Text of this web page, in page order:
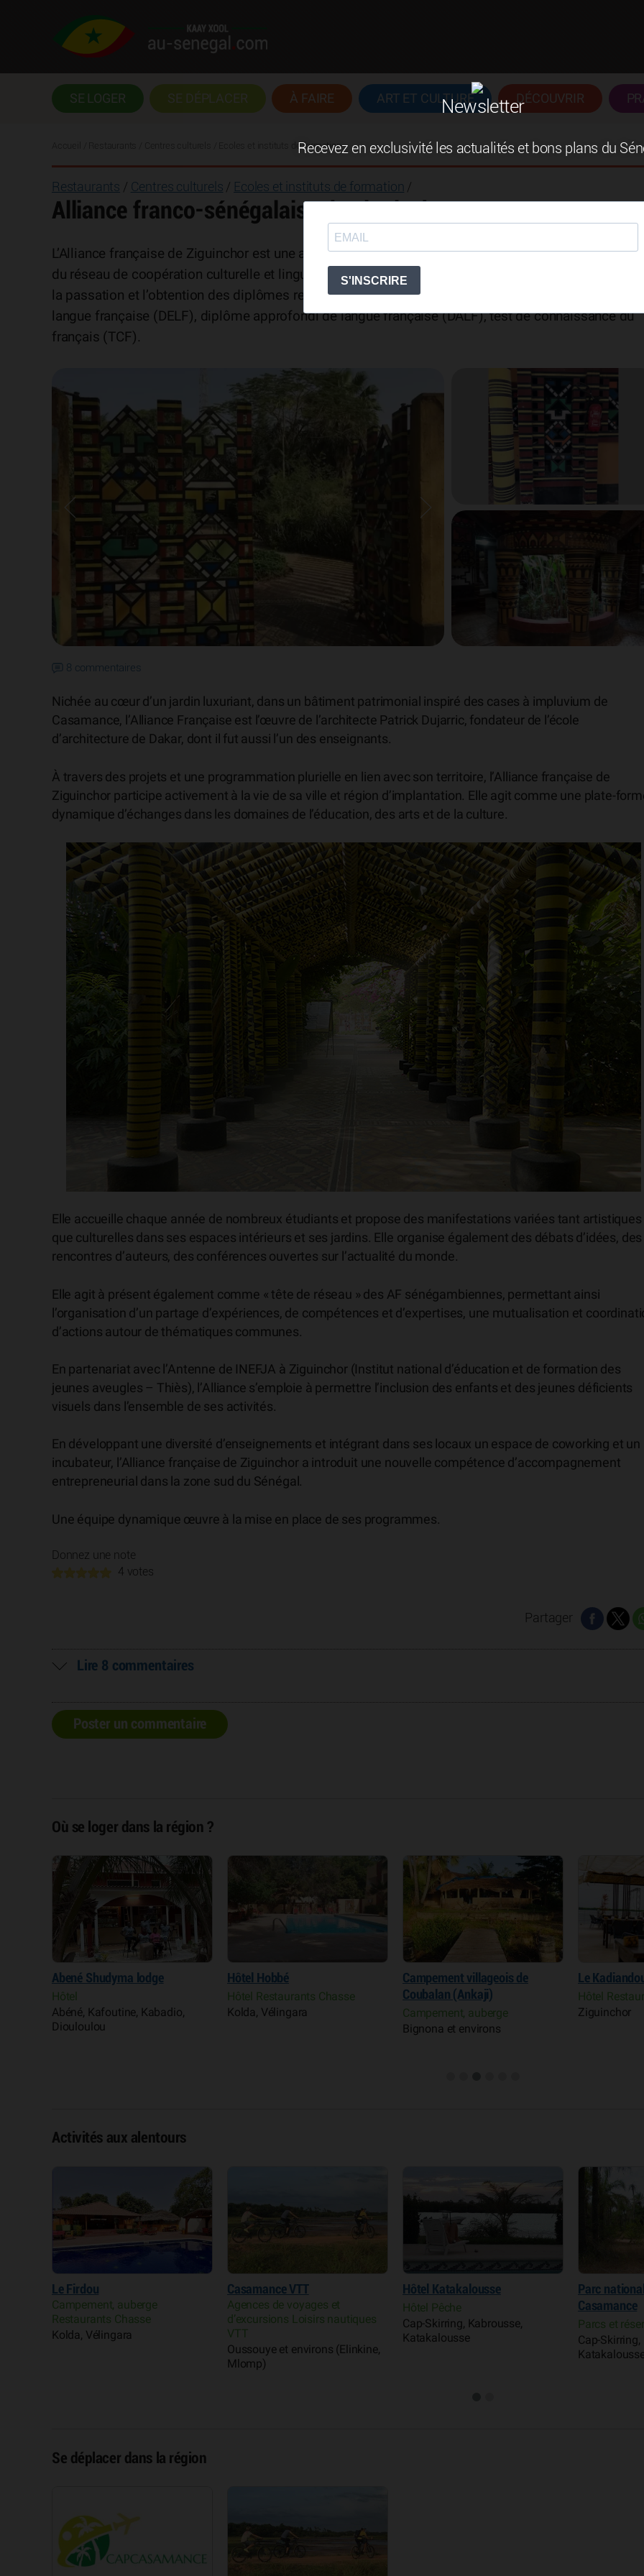
SE LOGER SE DÉPLACER À FAIRE ART ET CULTURE DÉCOUVRIR
/ Restaurants / Centres culturels / Ecoles et instituts de formation
Restaurants / Centres culturels / Ecoles et instituts de formation /
Alliance franco-sénégalaise de Ziguinchor
L’Alliance française de Ziguinchor est une association de droit local à but non lucratif. Elle fait partie
du réseau de coopération culturelle et linguistique sénégambien. C’est un centre agréé d’examen
la passation et l’obtention des diplômes reconnus au niveau international : diplôme d’études en
langue française (DELF), diplôme approfondi de langue française (DALF), test de connaissance du
français (TCF).
8 commentaires
Nichée au cœur d’un jardin luxuriant, dans un bâtiment patrimonial inspiré des cases à impluvium de
Casamance, l’Alliance Française est l’œuvre de l’architecte Patrick Dujarric, fondateur de l’école
d’architecture de Dakar, dont il fut aussi l’un des enseignants.
À travers des projets et une programmation plurielle en lien avec son territoire, l’Alliance française de
Ziguinchor participe activement à la vie de sa ville et région d’implantation. Elle agit comme une plate-
dynamique d’échanges dans les domaines de l’éducation, des arts et de la culture.
Elle accueille chaque année de nombreux étudiants et propose des manifestations variées tant artistiques
que culturelles dans ses espaces intérieurs et ses jardins. Elle organise également des débats d’idées, des
rencontres d’auteurs, des conférences ouvertes sur l’actualité du monde.
Elle agit à présent également comme « tête de réseau » des AF sénégambiennes, permettant ainsi
l’organisation d’un partage d’expériences, de compétences et d’expertises, une mutualisation et
d’actions autour de thématiques communes.
En partenariat avec l’Antenne de INEFJA à Ziguinchor (Institut national d’éducation et de formation des
jeunes aveugles – Thiès), l’Alliance s’emploie à permettre l’inclusion des enfants et des jeunes déficients
visuels dans l’ensemble de ses activités.
En développant une diversité d’enseignements et intégrant dans ses locaux un espace de coworking et un
incubateur, l’Alliance française de Ziguinchor a introduit une nouvelle compétence d’accompagnement
entrepreneurial dans la zone sud du Sénégal.
Une équipe dynamique œuvre à la mise en place de ses programmes.
Donnez une note
4 votes
Partager
Lire 8 commentaires
Poster un commentaire
Où se loger dans la région ?
Abené Shudyma lodge
Hôtel
Abéné, Kafoutine, Kabadio,
Diouloulou
Hôtel Hobbé
Hôtel Restaurants Chasse
Kolda, Vélingara
Campement villageois de
Coubalan (Ankaji)
Campement, auberge
Bignona et environs
Le
Hôtel
Ziguinchor
Activités aux alentours
Le Firdou
Campement, auberge
Restaurants Chasse
Kolda, Vélingara
Casamance VTT
Agences de voyages et
d’excursions Loisirs nautiques
VTT
Oussouye et environs (Elinkine,
Mlomp)
Hôtel Katakalousse
Hôtel Pêche
Cap-Skirring, Kabrousse,
Katakalousse
Parc
Casamance
Parcs et
Cap-
Se déplacer dans la région
Newsletter
Recevez en exclusivité les actualités et bons plans du